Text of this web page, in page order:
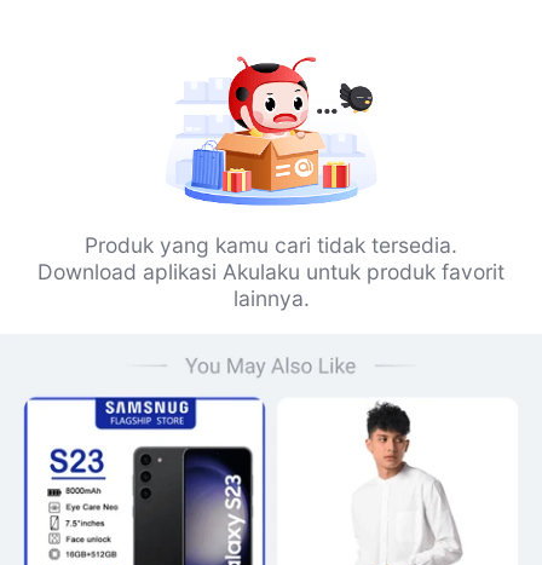
Produk yang kamu cari tidak tersedia.
Download aplikasi Akulaku untuk produk favorit
lainnya.